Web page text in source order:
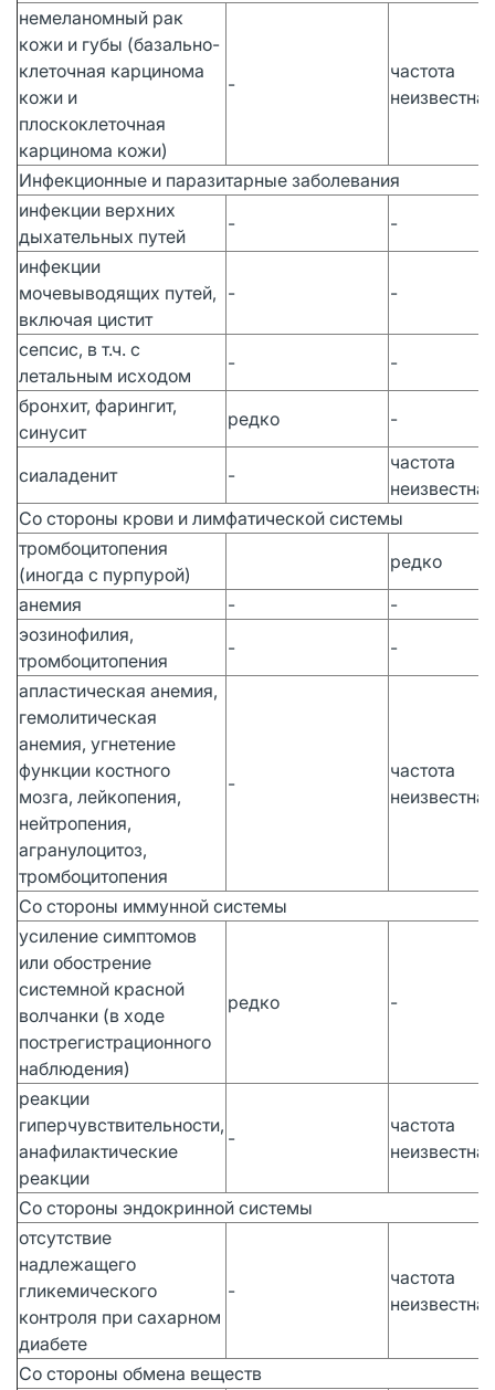
немеланомный рак
кожи и губы (базально-
клеточная карцинома
кожи и
плоскоклеточная
карцинома кожи)
-
частота
неизвестна
Инфекционные и паразитарные заболевания
инфекции верхних
дыхательных путей
-
-
инфекции
мочевыводящих путей,
включая цистит
- -
сепсис, в т.ч. с
летальным исходом
-
-
бронхит, фарингит,
синусит
редко -
сиаладенит -
частота
неизвестна
Со стороны крови и лимфатической системы
тромбоцитопения
(иногда с пурпурой)
редко
анемия
-
-
эозинофилия,
тромбоцитопения
-
-
апластическая анемия,
гемолитическая
анемия, угнетение
функции костного
мозга, лейкопения,
нейтропения,
агранулоцитоз,
тромбоцитопения
-
частота
неизвестна
Со стороны иммунной системы
усиление симптомов
или обострение
системной красной
волчанки (в ходе
пострегистрационного
наблюдения)
редко -
реакции
гиперчувствительности,
анафилактические
реакции
-
частота
неизвестна
Со стороны эндокринной системы
отсутствие
надлежащего
гликемического
контроля при сахарном
диабете
-
частота
неизвестна
Со стороны обмена веществ